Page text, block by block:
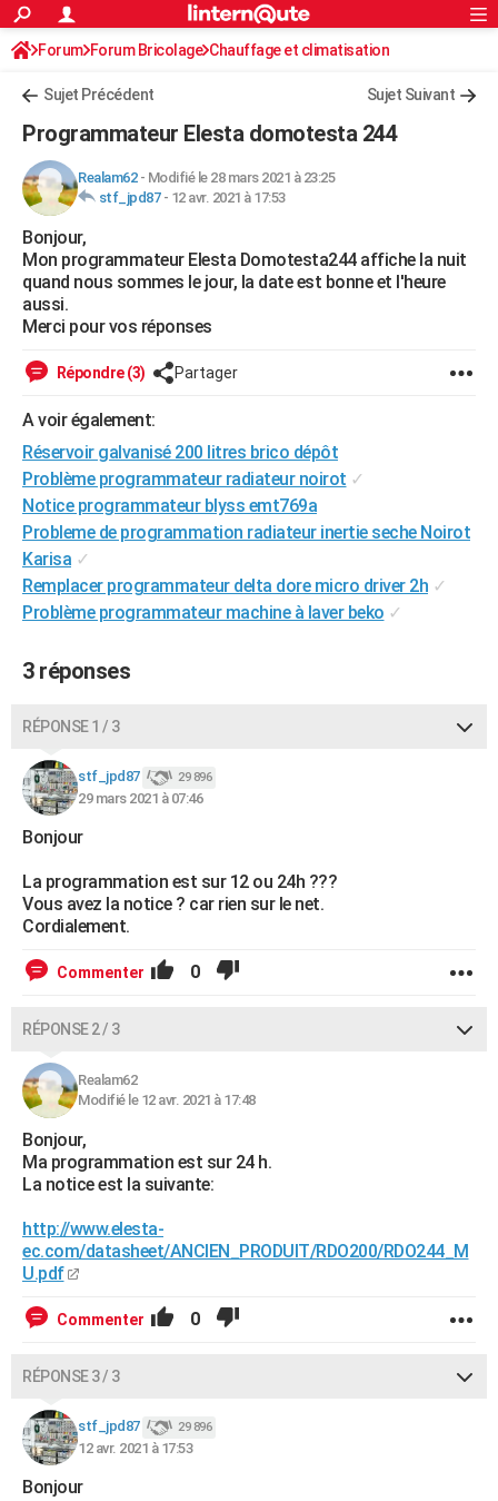
ACTUALITÉS
Politique
Société
Faits Divers
Education
Monde
Villes
+
FINANCE
Retraite
Impôts
Epargne
Immobilier
Risques naturels par ville
Banque
Assurance
Crédit
AUTO
Essais
Réserver un essai
Citadines
Berlines
SUV
Forum auto
+HIGH-TECH
Mobiles
Meilleur smartphone
Internet
Ordinateurs
Jeux vidéo
Guide high-tech
+BRICOLAGE
Forum
Aménagement intérieur
Extérieur
Cuisine
Salle de bains
Jardinage
Rangement
Guides de France
Escapades
Patrimoine
Expositions
Musées
Week-end nature
Art de vivre
Bien-être
Loisirs
Mode
Modes de vie
Alimentation
Guide de la santé
Maladies
Médicaments
Sommeil
VOYAGE
Destinations
Voyage nature
Voyage de noces
PHOTO
GUIDES D'ACHAT
BONS PLANS
CARTE DE VOEUX
COPAINS D'AVANT
S'inscrire
Se connecter
Lycées
Collèges
Primaires
Universités
Entreprises
Service militaire
Avis de recherche
AVIS DE DÉCÈS
FORUM
Bricolage
Lifestyle
Culture
Sport
Auto
Television
Voyage
Cinema
Rechercher
S'inscrire
Connexion
Forum Forum Bricolage Chauffage et climatisation
Sujet Précédent Sujet Suivant
Programmateur Elesta domotesta 244
Realam62- Modifié le 28 mars 2021 à 23:25
stf_jpd87- 12 avr. 2021 à 17:53
Bonjour,
Mon programmateur Elesta Domotesta244 affiche la nuit
quand nous sommes le jour, la date est bonne et l'heure
aussi.
Merci pour vos réponses
Répondre (3) Partager
A voir également:
Réservoir galvanisé 200 litres brico dépôt
Problème programmateur radiateur noirot ✓
Notice programmateur blyss emt769a
Probleme de programmation radiateur inertie seche Noirot
Karisa ✓
Remplacer programmateur delta dore micro driver 2h ✓
Problème programmateur machine à laver beko ✓
3 réponses
RÉPONSE 1 / 3
stf_jpd87 29 896
29 mars 2021 à 07:46
Bonjour
La programmation est sur 12 ou 24h ???
Vous avez la notice ? car rien sur le net.
Cordialement.
Commenter 0
RÉPONSE 2 / 3
Realam62
Modifié le 12 avr. 2021 à 17:48
Bonjour,
Ma programmation est sur 24 h.
La notice est la suivante:
http://www.elesta-
ec.com/datasheet/ANCIEN_PRODUIT/RDO200/RDO244_M
U.pdf
Commenter 0
RÉPONSE 3 / 3
stf_jpd87 29 896
12 avr. 2021 à 17:53
Bonjour